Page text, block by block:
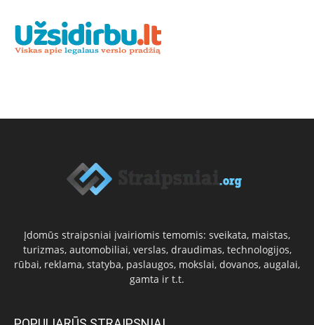
Įdomūs straipsniai įvairiomis temomis: sveikata, maistas,
turizmas, automobiliai, verslas, draudimas, technologijos,
rūbai, reklama, statyba, paslaugos, mokslai, dovanos, augalai,
gamta ir t.t.